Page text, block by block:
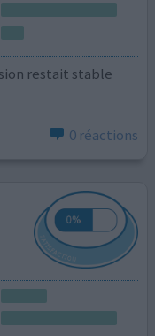
restait stable
0 réactions